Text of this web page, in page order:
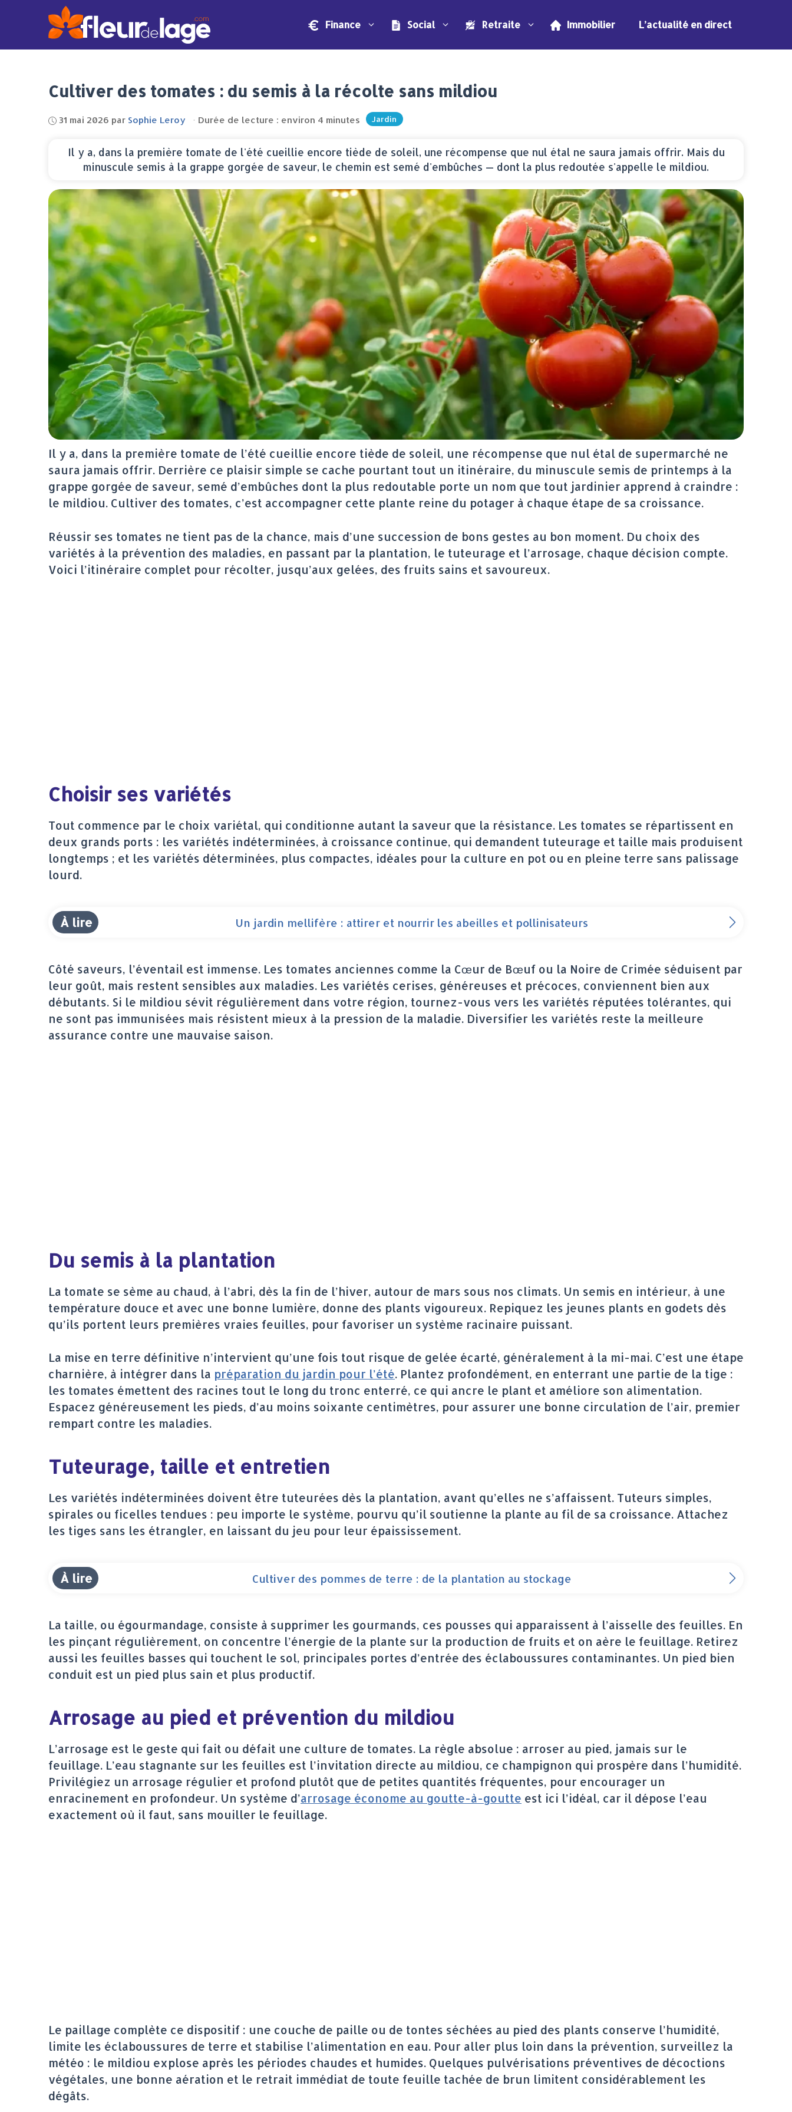
Finance Social Retraite Immobilier L’actualité en direct
Jardin
Cultiver des tomates : du semis à la récolte sans mildiou
31 mai 2026 par Sophie Leroy · Durée de lecture : environ 4 minutes
Il y a, dans la première tomate de l'été cueillie encore tiède de soleil, une récompense que nul étal ne saura jamais offrir. Mais du
minuscule semis à la grappe gorgée de saveur, le chemin est semé d'embûches — dont la plus redoutée s'appelle le mildiou.
Il y a, dans la première tomate de l’été cueillie encore tiède de soleil, une récompense que nul étal de supermarché ne
saura jamais offrir. Derrière ce plaisir simple se cache pourtant tout un itinéraire, du minuscule semis de printemps à la
grappe gorgée de saveur, semé d’embûches dont la plus redoutable porte un nom que tout jardinier apprend à craindre :
le mildiou. Cultiver des tomates, c’est accompagner cette plante reine du potager à chaque étape de sa croissance.
Réussir ses tomates ne tient pas de la chance, mais d’une succession de bons gestes au bon moment. Du choix des
variétés à la prévention des maladies, en passant par la plantation, le tuteurage et l’arrosage, chaque décision compte.
Voici l’itinéraire complet pour récolter, jusqu’aux gelées, des fruits sains et savoureux.
Choisir ses variétés
Tout commence par le choix variétal, qui conditionne autant la saveur que la résistance. Les tomates se répartissent en
deux grands ports : les variétés indéterminées, à croissance continue, qui demandent tuteurage et taille mais produisent
longtemps ; et les variétés déterminées, plus compactes, idéales pour la culture en pot ou en pleine terre sans palissage
lourd.
À lire Un jardin mellifère : attirer et nourrir les abeilles et pollinisateurs
Côté saveurs, l’éventail est immense. Les tomates anciennes comme la Cœur de Bœuf ou la Noire de Crimée séduisent par
leur goût, mais restent sensibles aux maladies. Les variétés cerises, généreuses et précoces, conviennent bien aux
débutants. Si le mildiou sévit régulièrement dans votre région, tournez-vous vers les variétés réputées tolérantes, qui
ne sont pas immunisées mais résistent mieux à la pression de la maladie. Diversifier les variétés reste la meilleure
assurance contre une mauvaise saison.
Du semis à la plantation
La tomate se sème au chaud, à l’abri, dès la fin de l’hiver, autour de mars sous nos climats. Un semis en intérieur, à une
température douce et avec une bonne lumière, donne des plants vigoureux. Repiquez les jeunes plants en godets dès
qu’ils portent leurs premières vraies feuilles, pour favoriser un système racinaire puissant.
La mise en terre définitive n’intervient qu’une fois tout risque de gelée écarté, généralement à la mi-mai. C’est une étape
charnière, à intégrer dans la préparation du jardin pour l’été. Plantez profondément, en enterrant une partie de la tige :
les tomates émettent des racines tout le long du tronc enterré, ce qui ancre le plant et améliore son alimentation.
Espacez généreusement les pieds, d’au moins soixante centimètres, pour assurer une bonne circulation de l’air, premier
rempart contre les maladies.
Tuteurage, taille et entretien
Les variétés indéterminées doivent être tuteurées dès la plantation, avant qu’elles ne s’affaissent. Tuteurs simples,
spirales ou ficelles tendues : peu importe le système, pourvu qu’il soutienne la plante au fil de sa croissance. Attachez
les tiges sans les étrangler, en laissant du jeu pour leur épaississement.
À lire Cultiver des pommes de terre : de la plantation au stockage
La taille, ou égourmandage, consiste à supprimer les gourmands, ces pousses qui apparaissent à l’aisselle des feuilles. En
les pinçant régulièrement, on concentre l’énergie de la plante sur la production de fruits et on aère le feuillage. Retirez
aussi les feuilles basses qui touchent le sol, principales portes d’entrée des éclaboussures contaminantes. Un pied bien
conduit est un pied plus sain et plus productif.
Arrosage au pied et prévention du mildiou
L’arrosage est le geste qui fait ou défait une culture de tomates. La règle absolue : arroser au pied, jamais sur le
feuillage. L’eau stagnante sur les feuilles est l’invitation directe au mildiou, ce champignon qui prospère dans l’humidité.
Privilégiez un arrosage régulier et profond plutôt que de petites quantités fréquentes, pour encourager un
enracinement en profondeur. Un système d’arrosage économe au goutte-à-goutte est ici l’idéal, car il dépose l’eau
exactement où il faut, sans mouiller le feuillage.
Le paillage complète ce dispositif : une couche de paille ou de tontes séchées au pied des plants conserve l’humidité,
limite les éclaboussures de terre et stabilise l’alimentation en eau. Pour aller plus loin dans la prévention, surveillez la
météo : le mildiou explose après les périodes chaudes et humides. Quelques pulvérisations préventives de décoctions
végétales, une bonne aération et le retrait immédiat de toute feuille tachée de brun limitent considérablement les
dégâts.